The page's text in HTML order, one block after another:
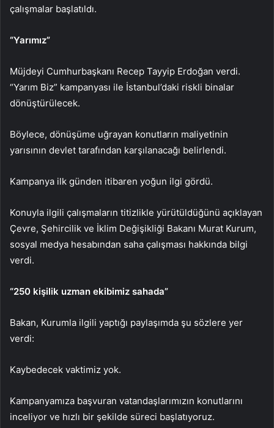
çalışmalar başlatıldı.
“Yarımız”
Müjdeyi Cumhurbaşkanı Recep Tayyip Erdoğan verdi.
“Yarım Biz” kampanyası ile İstanbul’daki riskli binalar
dönüştürülecek.
Böylece, dönüşüme uğrayan konutların maliyetinin
yarısının devlet tarafından karşılanacağı belirlendi.
Kampanya ilk günden itibaren yoğun ilgi gördü.
Konuyla ilgili çalışmaların titizlikle yürütüldüğünü açıklayan
Çevre, Şehircilik ve İklim Değişikliği Bakanı Murat Kurum,
sosyal medya hesabından saha çalışması hakkında bilgi
verdi.
“250 kişilik uzman ekibimiz sahada”
Bakan, Kurumla ilgili yaptığı paylaşımda şu sözlere yer
verdi:
Kaybedecek vaktimiz yok.
Kampanyamıza başvuran vatandaşlarımızın konutlarını
inceliyor ve hızlı bir şekilde süreci başlatıyoruz.